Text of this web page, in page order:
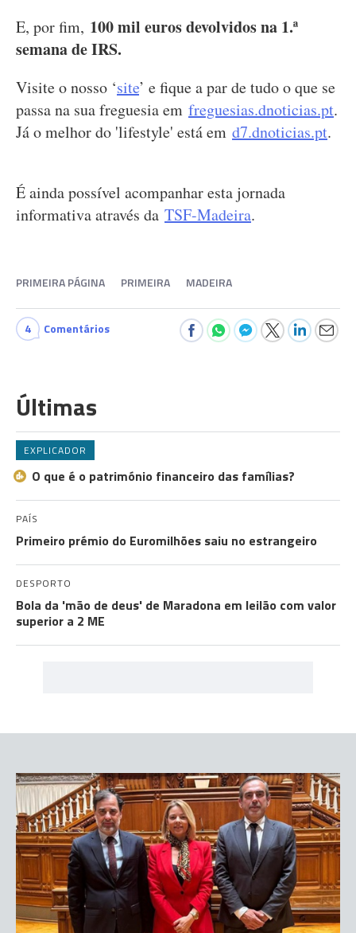
E, por fim, 100 mil euros devolvidos na 1.ª
semana de IRS.
Visite o nosso ‘site’ e fique a par de tudo o que se
passa na sua freguesia em freguesias.dnoticias.pt.
Já o melhor do 'lifestyle' está em d7.dnoticias.pt.
É ainda possível acompanhar esta jornada
informativa através da TSF-Madeira.
PRIMEIRA PÁGINA PRIMEIRA MADEIRA
4 Comentários
Últimas
EXPLICADOR
O que é o património financeiro das famílias?
PAÍS
Primeiro prémio do Euromilhões saiu no estrangeiro
DESPORTO
Bola da 'mão de deus' de Maradona em leilão com valor
superior a 2 ME